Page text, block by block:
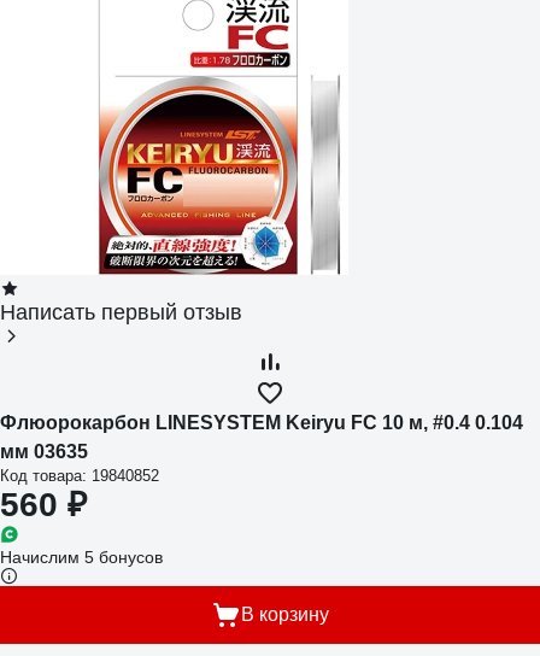
Написать первый отзыв
Флюорокарбон LINESYSTEM Keiryu FC 10 м, #0.4 0.104
мм 03635
Код товара: 19840852
560 ₽
Начислим 5 бонусов
В корзину